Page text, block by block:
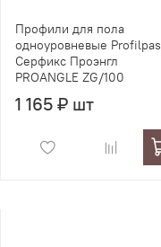
Профили для пола
одноуровневые Profilpas
Серфикс Проэнгл
PROANGLE ZG/100
1 165 ₽ шт